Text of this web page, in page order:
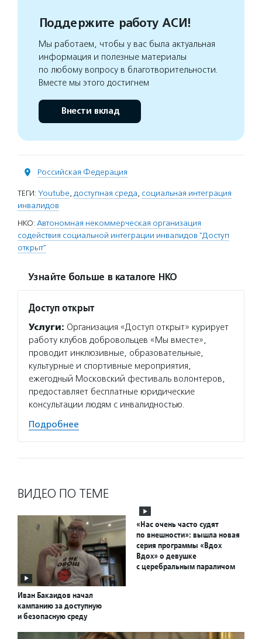
Поддержите работу АСИ!
Мы работаем, чтобы у вас была актуальная
информация и полезные материалы
по любому вопросу в благотворительности.
Вместе мы этого достигнем
Внести вклад
Российская Федерация
ТЕГИ: Youtube, доступная среда, социальная интеграция
инвалидов
НКО: Автономная некоммерческая организация
содействия социальной интеграции инвалидов "Доступ
открыт"
Узнайте больше в каталоге НКО
Доступ открыт
Услуги: Организация «Доступ открыт» курирует
работу клубов добровольцев «Мы вместе»,
проводит инклюзивные, образовательные,
культурные и спортивные мероприятия,
ежегодный Московский фестиваль волонтеров,
предоставляет бесплатные юридические
консультации людям с инвалидностью.
Подробнее
ВИДЕО ПО ТЕМЕ
Иван Бакаидов начал
кампанию за доступную
и безопасную среду
«Нас очень часто судят
по внешности»: вышла новая
серия программы «Вдох
Вдох» о девушке
с церебральным параличом